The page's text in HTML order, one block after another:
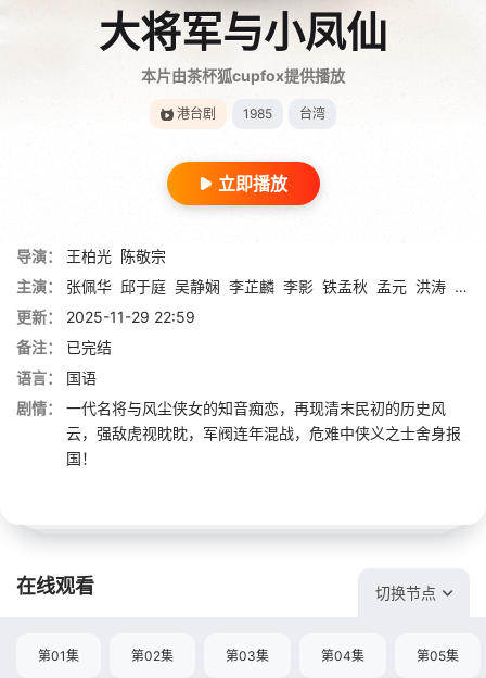
大将军与小凤仙
本片由茶杯狐cupfox提供播放
港台剧 1985 台湾
立即播放
导演： 王柏光 陈敬宗
主演：
张佩华 邱于庭 吴静娴 李芷麟 李影 铁孟秋 孟元 洪涛 金浩
更新：
2025-11-29 22:59
备注：
已完结
语言：
国语
剧情：
一代名将与风尘侠女的知音痴恋，再现清末民初的历史风
云，强敌虎视眈眈，军阀连年混战，危难中侠义之士舍身报
国！
在线观看 切换节点
第01集 第02集 第03集 第04集 第05集